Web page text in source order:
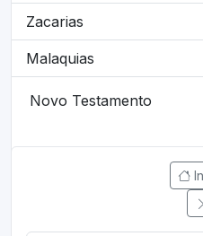
Zacarias
Malaquias
Novo Testamento